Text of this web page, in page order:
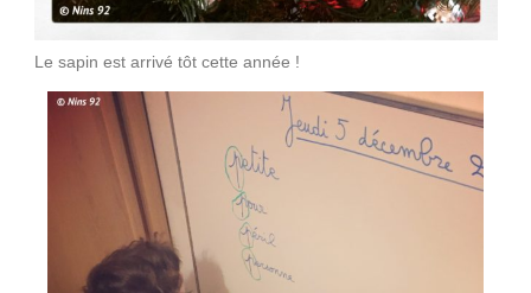
Le sapin est arrivé tôt cette année !